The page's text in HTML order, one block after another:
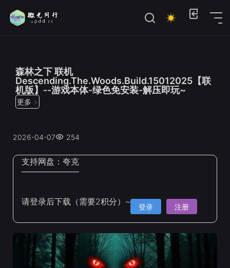
森林之下 联机
Descending.The.Woods.Build.15012025【联
机版】--游戏本体-绿色免安装-解压即玩~
更多 >
2026-04-07 254
支持网盘： 夸克
请登录后下载（需要2积分）~ 登录 注册